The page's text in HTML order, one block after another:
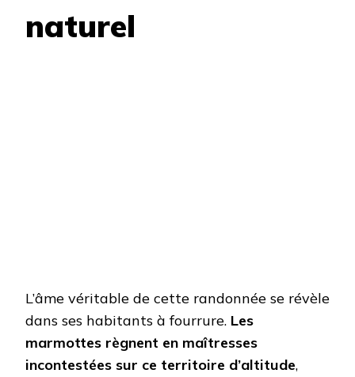
naturel
L’âme véritable de cette randonnée se révèle
dans ses habitants à fourrure. Les
marmottes règnent en maîtresses
incontestées sur ce territoire d’altitude,